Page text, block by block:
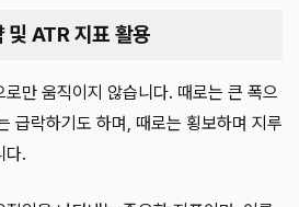
및 ATR 지표 활용
만 움직이지 않습니다. 때로는 큰 폭으
급락하기도 하며, 때로는 횡보하며 지루
다.